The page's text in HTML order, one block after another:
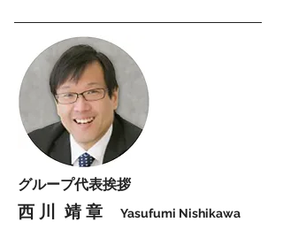
​グループ代表挨拶
​西 川 靖 章 Yasufumi Nishikawa